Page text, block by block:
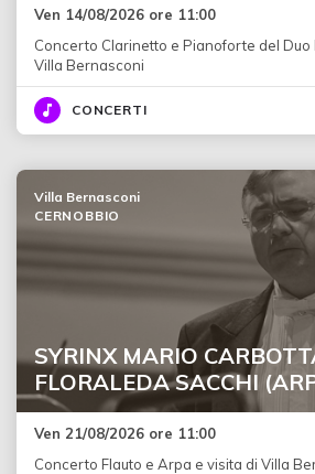
Ven 14/08/2026 ore 11:00
Concerto Clarinetto e Pianoforte del Duo
Villa Bernasconi
CONCERTI
SYRINX MARIO
FLORALEDA SACCHI
Villa Bernasconi
CERNOBBIO
Ven 21/08/2026 ore 11:00
Concerto Flauto e Arpa e visita di Villa